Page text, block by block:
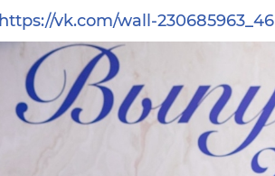
https://vk.com/wall-230685963_46